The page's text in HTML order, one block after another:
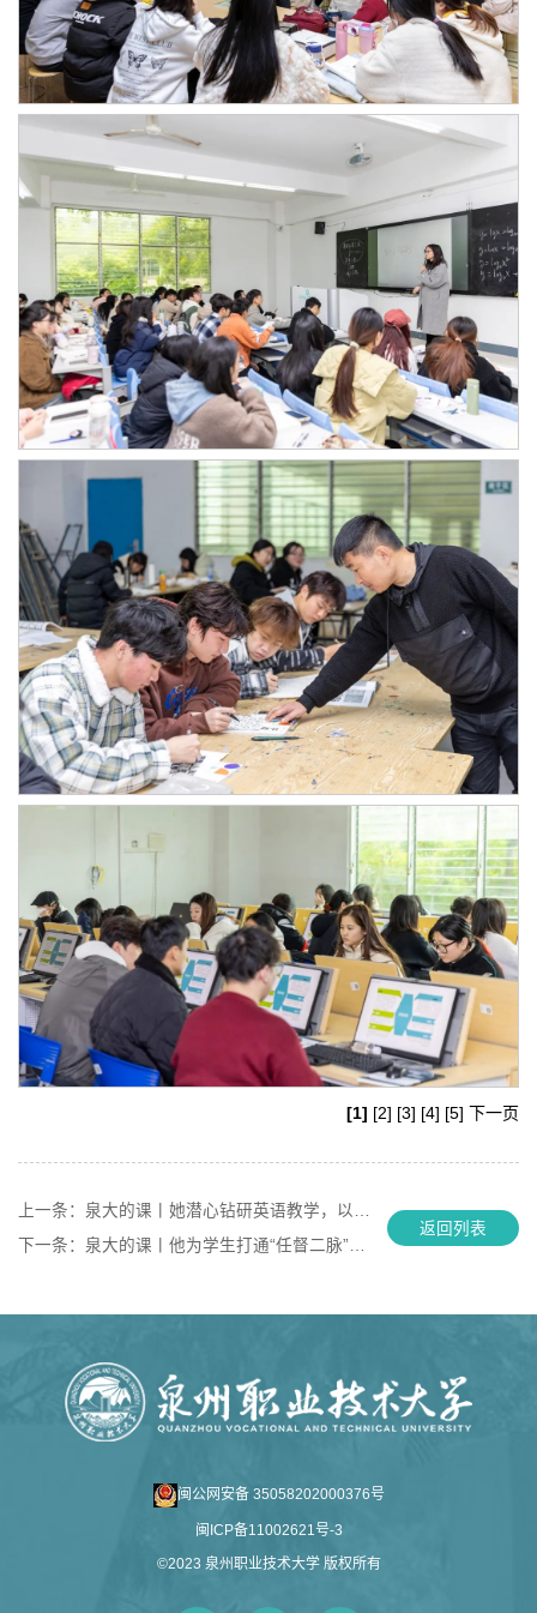
[1] [2] [3] [4] [5] 下一页
上一条： 泉大的课丨她潜心钻研英语教学，以创新方式激活课堂
下一条： 泉大的课丨他为学生打通“任督二脉”，实习工资8000+
返回列表
闽公网安备 35058202000376号
闽ICP备11002621号-3
©2023 泉州职业技术大学 版权所有